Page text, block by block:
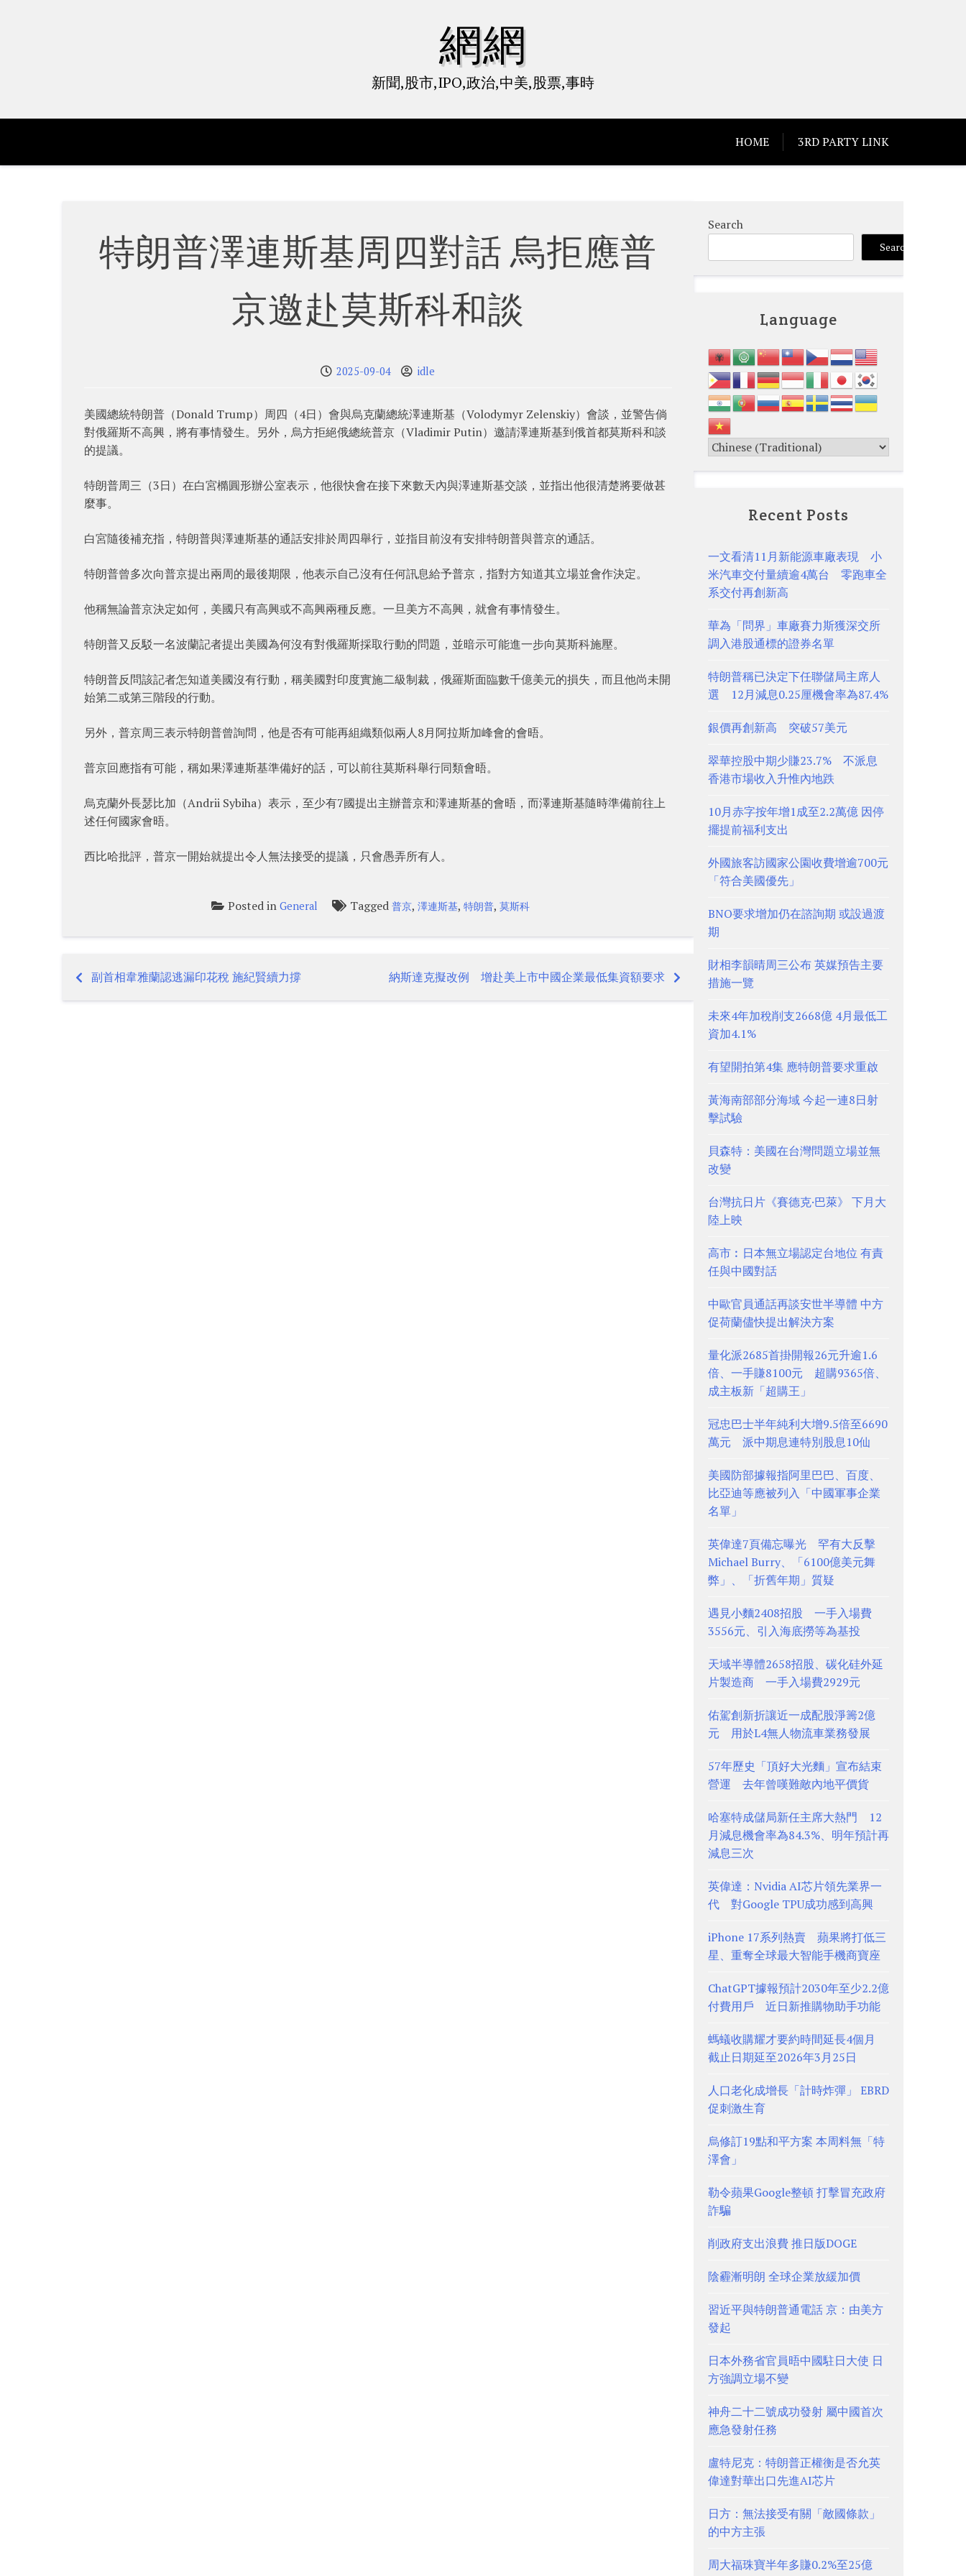
網網
新聞,股市,IPO,政治,中美,股票,事時
HOME 3RD PARTY LINK
特朗普澤連斯基周四對話 烏拒應普
京邀赴莫斯科和談
2025-09-04 idle
美國總統特朗普（Donald Trump）周四（4日）會與烏克蘭總統澤連斯基（Volodymyr Zelenskiy）會談，並警告倘
對俄羅斯不高興，將有事情發生。另外，烏方拒絕俄總統普京（Vladimir Putin）邀請澤連斯基到俄首都莫斯科和談
的提議。
特朗普周三（3日）在白宮橢圓形辦公室表示，他很快會在接下來數天內與澤連斯基交談，並指出他很清楚將要做甚
麼事。
白宮隨後補充指，特朗普與澤連斯基的通話安排於周四舉行，並指目前沒有安排特朗普與普京的通話。
特朗普曾多次向普京提出兩周的最後期限，他表示自己沒有任何訊息給予普京，指對方知道其立場並會作決定。
他稱無論普京決定如何，美國只有高興或不高興兩種反應。一旦美方不高興，就會有事情發生。
特朗普又反駁一名波蘭記者提出美國為何沒有對俄羅斯採取行動的問題，並暗示可能進一步向莫斯科施壓。
特朗普反問該記者怎知道美國沒有行動，稱美國對印度實施二級制裁，俄羅斯面臨數千億美元的損失，而且他尚未開
始第二或第三階段的行動。
另外，普京周三表示特朗普曾詢問，他是否有可能再組織類似兩人8月阿拉斯加峰會的會晤。
普京回應指有可能，稱如果澤連斯基準備好的話，可以前往莫斯科舉行同類會晤。
烏克蘭外長瑟比加（Andrii Sybiha）表示，至少有7國提出主辦普京和澤連斯基的會晤，而澤連斯基隨時準備前往上
述任何國家會晤。
西比哈批評，普京一開始就提出令人無法接受的提議，只會愚弄所有人。
Posted inGeneral Tagged普京,澤連斯基,特朗普,莫斯科
Post
副首相韋雅蘭認逃漏印花稅 施紀賢續力撐 納斯達克擬改例 增赴美上市中國企業最低集資額要求
Search
Search
Language
Recent Posts
一文看清11月新能源車廠表現 小
米汽車交付量續逾4萬台 零跑車全
系交付再創新高
華為「問界」車廠賽力斯獲深交所
調入港股通標的證券名單
特朗普稱已決定下任聯儲局主席人
選 12月減息0.25厘機會率為87.4%
銀價再創新高 突破57美元
翠華控股中期少賺23.7% 不派息
香港市場收入升惟內地跌
10月赤字按年增1成至2.2萬億 因停
擺提前福利支出
外國旅客訪國家公園收費增逾700元
「符合美國優先」
BNO要求增加仍在諮詢期 或設過渡
期
財相李韻晴周三公布 英媒預告主要
措施一覽
未來4年加稅削支2668億 4月最低工
資加4.1%
有望開拍第4集 應特朗普要求重啟
黃海南部部分海域 今起一連8日射
擊試驗
貝森特：美國在台灣問題立場並無
改變
台灣抗日片《賽德克·巴萊》 下月大
陸上映
高市︰日本無立場認定台地位 有責
任與中國對話
中歐官員通話再談安世半導體 中方
促荷蘭儘快提出解決方案
量化派2685首掛開報26元升逾1.6
倍、一手賺8100元 超購9365倍、
成主板新「超購王」
冠忠巴士半年純利大增9.5倍至6690
萬元 派中期息連特別股息10仙
美國防部據報指阿里巴巴、百度、
比亞迪等應被列入「中國軍事企業
名單」
英偉達7頁備忘曝光 罕有大反擊
Michael Burry、「6100億美元舞
弊」、「折舊年期」質疑
遇見小麵2408招股 一手入場費
3556元、引入海底撈等為基投
天域半導體2658招股、碳化硅外延
片製造商 一手入場費2929元
佑駕創新折讓近一成配股淨籌2億
元 用於L4無人物流車業務發展
57年歷史「頂好大光麵」宣布結束
營運 去年曾嘆難敵內地平價貨
哈塞特成儲局新任主席大熱門 12
月減息機會率為84.3%、明年預計再
減息三次
英偉達：Nvidia AI芯片領先業界一
代 對Google TPU成功感到高興
iPhone 17系列熱賣 蘋果將打低三
星、重奪全球最大智能手機商寶座
ChatGPT據報預計2030年至少2.2億
付費用戶 近日新推購物助手功能
螞蟻收購耀才要約時間延長4個月
截止日期延至2026年3月25日
人口老化成增長「計時炸彈」 EBRD
促刺激生育
烏修訂19點和平方案 本周料無「特
澤會」
勒令蘋果Google整頓 打擊冒充政府
詐騙
削政府支出浪費 推日版DOGE
陰霾漸明朗 全球企業放緩加價
習近平與特朗普通電話 京：由美方
發起
日本外務省官員晤中國駐日大使 日
方強調立場不變
神舟二十二號成功發射 屬中國首次
應急發射任務
盧特尼克：特朗普正權衡是否允英
偉達對華出口先進AI芯片
日方：無法接受有關「敵國條款」
的中方主張
周大福珠寶半年多賺0.2%至25億